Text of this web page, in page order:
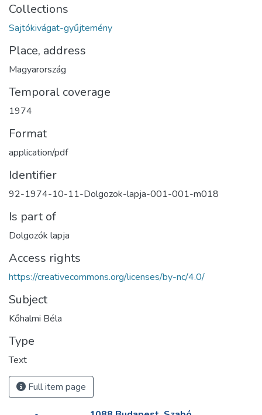
Collections
Sajtókivágat-gyűjtemény
Place, address
Magyarország
Temporal coverage
1974
Format
application/pdf
Identifier
92-1974-10-11-Dolgozok-lapja-001-001-m018
Is part of
Dolgozók lapja
Access rights
https://creativecommons.org/licenses/by-nc/4.0/
Subject
Kőhalmi Béla
Type
Text
Full item page